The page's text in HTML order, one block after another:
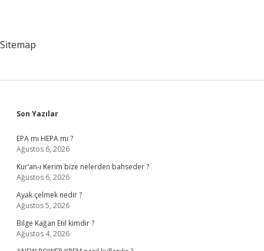
Sitemap
Sidebar
Son Yazılar
EPA mı HEPA mı ?
Ağustos 6, 2026
Kur’an-ı Kerim bize nelerden bahseder ?
Ağustos 6, 2026
Ayak çelmek nedir ?
Ağustos 5, 2026
Bilge Kağan Etil kimdir ?
Ağustos 4, 2026